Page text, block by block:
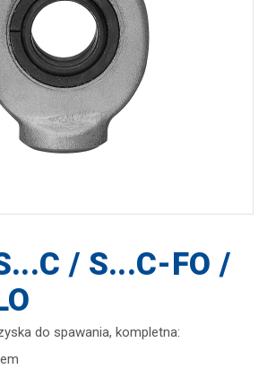
/ S...C-FO /
do spawania, kompletna: